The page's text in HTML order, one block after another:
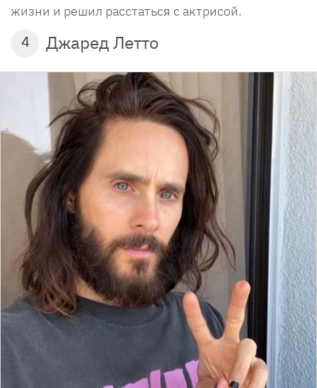
жизни и решил расстаться с актрисой.
4 Джаред Летто